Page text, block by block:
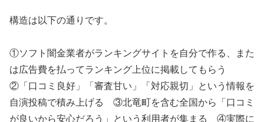
構造は以下の通りです。
①ソフト闇金業者がランキングサイトを自分で作る、また
は広告費を払ってランキング上位に掲載してもらう
②「口コミ良好」「審査甘い」「対応親切」という情報を
自演投稿で積み上げる ③北竜町を含む全国から「口コミ
が良いから安心だろう」という利用者が集まる ④実際に